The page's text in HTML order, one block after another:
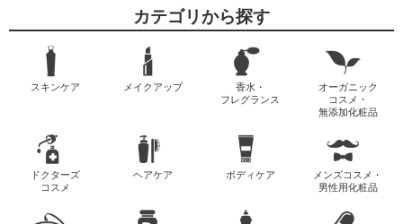
カテゴリから探す
スキンケア メイクアップ
香水・
フレグランス
オーガニック
コスメ・
無添加化粧品
ドクターズ
コスメ
ヘアケア ボディケア
メンズコスメ・
男性用化粧品